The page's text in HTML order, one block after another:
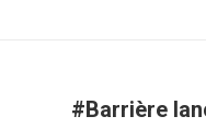
#Barrière